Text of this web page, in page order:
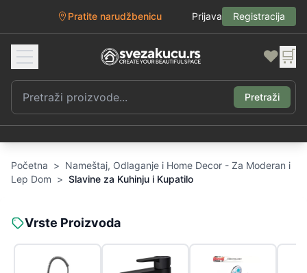
Pratite narudžbenicu Prijava Registracija
❤️ 🛒
Pretraži
Početna > Nameštaj, Odlaganje i Home Decor - Za Moderan i
Lep Dom > Slavine za Kuhinju i Kupatilo
Vrste Proizvoda